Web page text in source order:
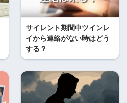
サイレント期間中ツインレ
イから連絡がない時はどう
する？